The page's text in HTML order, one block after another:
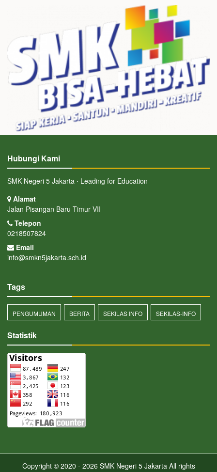
Hubungi Kami
SMK Negeri 5 Jakarta ⋅ Leading for Education
Alamat
Jalan Pisangan Baru Timur VII
Telepon
0218507824
Email
info@smkn5jakarta.sch.id
Tags
PENGUMUMAN BERITA SEKILAS INFO SEKILAS-INFO
Statistik
Copyright © 2020 - 2026 SMK Negeri 5 JakartaAll rights